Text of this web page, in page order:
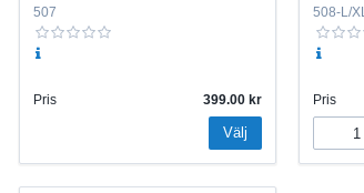
507
Pris 399.00
Välj
508-L/XL
Pris